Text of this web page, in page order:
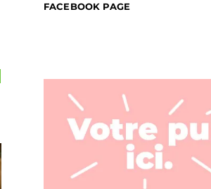
FACEBOOK PAGE